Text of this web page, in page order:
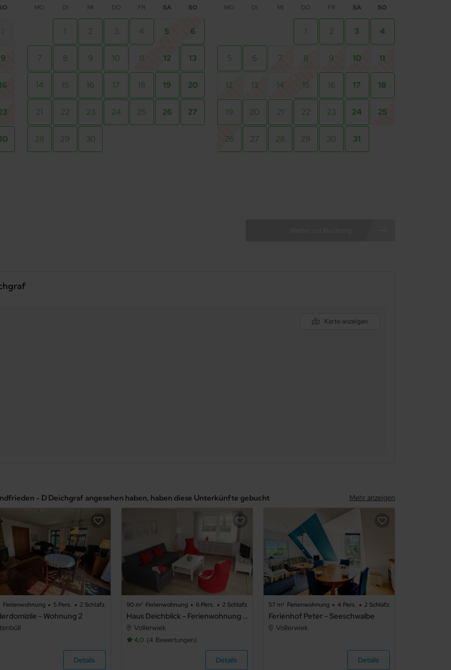
9
MO DI MI DO FR SA SO
1 2 3 4 5 6
7 8 9 10 11 12 13
14 15 16 17 18 19 20
21 22 23 24 25 26 27
28 29 30
MO DI MI DO FR SA SO
1 2 3 4
5 6 7 8 9 10 11
12 13 14 15 16 17 18
19 20 21 22 23 24 25
26 27 28 29 30 31
Karte anzeigen
- D Deichgraf angesehen haben, haben diese Unterkünfte gebucht Mehr anzeigen
Ferienwohnung 5 Pers. 2 Schlafz.
- Wohnung 2
Details
90 m² Ferienwohnung 6 Pers. 2 Schlafz.
Haus Deichblick - Ferienwohnung Deichblick
Vollerwiek
4,0 4 Bewertungen
Details
57 m² Ferienwohnung 4 Pers. 2 Schlafz.
Ferienhof Peter - Seeschwalbe
Vollerwiek
Details